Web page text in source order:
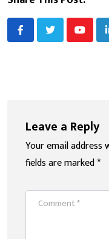
Leave a Reply
Your email address
fields are marked*